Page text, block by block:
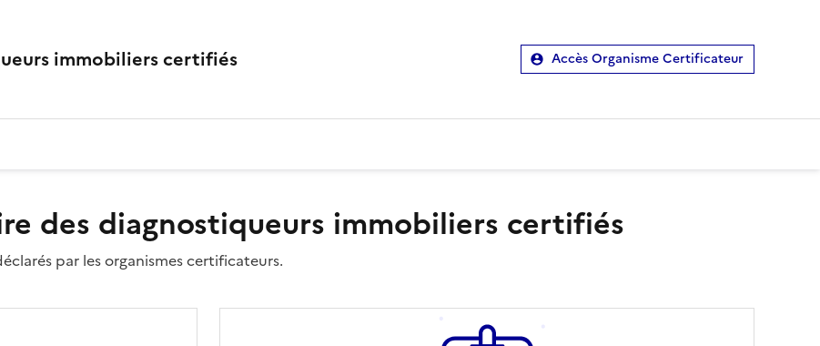
immobiliers certifiés Accès Organisme Certificateur
des diagnostiqueurs immobiliers certifiés
par les organismes certificateurs.